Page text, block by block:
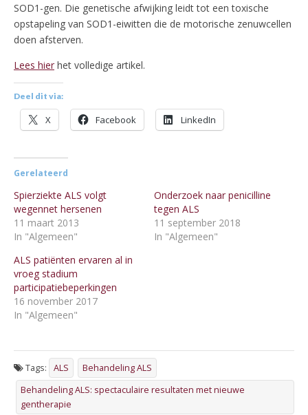
SOD1-gen. Die genetische afwijking leidt tot een toxische
opstapeling van SOD1-eiwitten die de motorische zenuwcellen
doen afsterven.
Lees hier het volledige artikel.
Deel dit via:
X Facebook LinkedIn
Gerelateerd
Spierziekte ALS volgt
wegennet hersenen
11 maart 2013
In "Algemeen"
Onderzoek naar penicilline
tegen ALS
11 september 2018
In "Algemeen"
ALS patiënten ervaren al in
vroeg stadium
participatiebeperkingen
16 november 2017
In "Algemeen"
Tags: ALS
Behandeling ALS
Behandeling ALS: spectaculaire resultaten met nieuwe
gentherapie